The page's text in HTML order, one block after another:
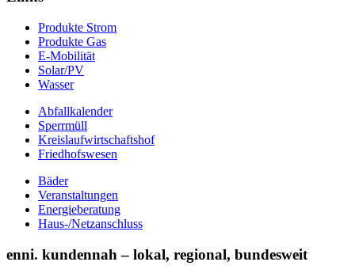
Produkte Strom
Produkte Gas
E-Mobilität
Solar/PV
Wasser
Abfallkalender
Sperrmüll
Kreislaufwirtschaftshof
Friedhofswesen
Bäder
Veranstaltungen
Energieberatung
Haus-/Netzanschluss
enni. kundennah – lokal, regional, bundesweit